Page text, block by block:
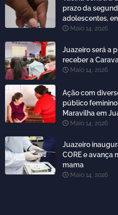
prazo da
adolescentes,
Maio 14, 2026
Juazeiro será a
receber a
Maio 14, 2026
Ação com
público
Maravilha em
Maio 14, 2026
Juazeiro
CORE e avança
mama
Maio 14, 2026